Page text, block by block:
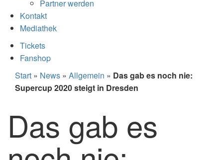
Partner werden
Kontakt
Mediathek
Tickets
Fanshop
Start » News » Allgemein » Das gab es noch nie:
Supercup 2020 steigt in Dresden
Das gab es